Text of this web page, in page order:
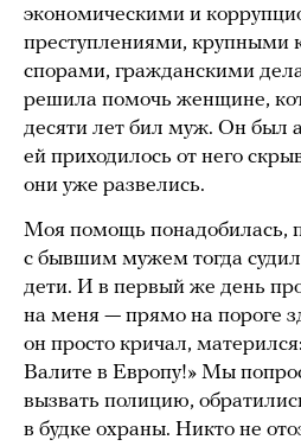
экономическими и
преступлениями, крупными
спорами, гражданскими
решила помочь женщине,
десяти лет бил муж. Он был
ей приходилось от него
они уже развелись.
Моя помощь понадобилась,
с бывшим мужем тогда
дети. И в первый же день
на меня — прямо на пороге
он просто кричал,
Валите в Европу!» Мы
вызвать полицию,
в будке охраны. Никто не